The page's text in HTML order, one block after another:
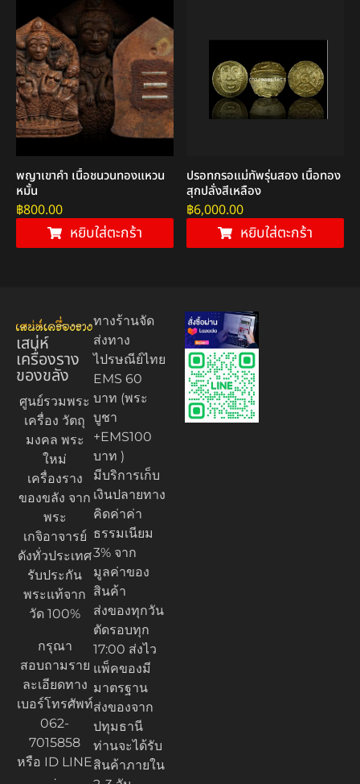
พญาเขาคำ เนื้อชนวนทองแหวน
หมั้น
฿800.00
หยิบใส่ตะกร้า
ปรอทกรอแม่ทัพรุ่นสอง เนื้อทอง
สุกปลั่งสีเหลือง
฿6,000.00
หยิบใส่ตะกร้า
เสน่ห์
เครื่องราง
ของขลัง
ศูนย์รวมพระ
เครื่อง วัตถุ
มงคล พระ
ใหม่
เครื่องราง
ของขลัง จาก
พระ
เกจิอาจารย์
ดังทั่วประเทศ
รับประกัน
พระแท้จาก
วัด 100%
กรุณา
สอบถามราย
ละเอียดทาง
เบอร์โทรศัพท์
062-
7015858
หรือ ID LINE
ทางร้านจัด
ส่งทาง
ไปรษณีย์ไทย
EMS 60
บาท (พระ
บูชา
+EMS100
บาท )
มีบริการเก็บ
เงินปลายทาง
คิดค่าค่า
ธรรมเนียม
3% จาก
มูลค่าของ
สินค้า
ส่งของทุกวัน
ตัดรอบทุก
17:00 ส่งไว
แพ็คของมี
มาตรฐาน
ส่งของจาก
ปทุมธานี
ท่านจะได้รับ
สินค้าภายใน